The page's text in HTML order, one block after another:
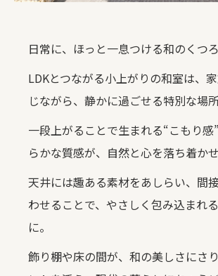
日常に、ほっと一息つける和のくつろ
LDKとつながる小上がりの和室は、
じながら、静かに過ごせる特別な場所
一段上がることで生まれる“こもり感
らかな質感が、自然と心を落ち着かせ
天井には趣ある素材をあしらい、間
わせることで、やさしく包み込まれ
に。
飾り棚や床の間が、和の美しさにさ